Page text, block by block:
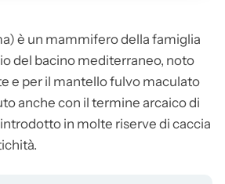
è un mammifero della famiglia
del bacino mediterraneo, noto
e per il mantello fulvo maculato
anche con il termine arcaico di
in molte riserve di caccia